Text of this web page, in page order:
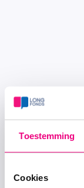
Toestemming
Cookies